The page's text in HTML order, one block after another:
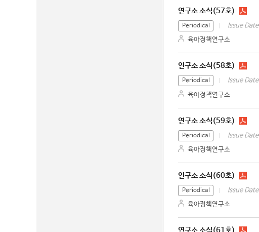
연구소 소식(57호)
Periodical Issue Date
육아정책연구소
연구소 소식(58호)
Periodical Issue Date
육아정책연구소
연구소 소식(59호)
Periodical Issue Date
육아정책연구소
연구소 소식(60호)
Periodical Issue Date
육아정책연구소
연구소 소식(61호)